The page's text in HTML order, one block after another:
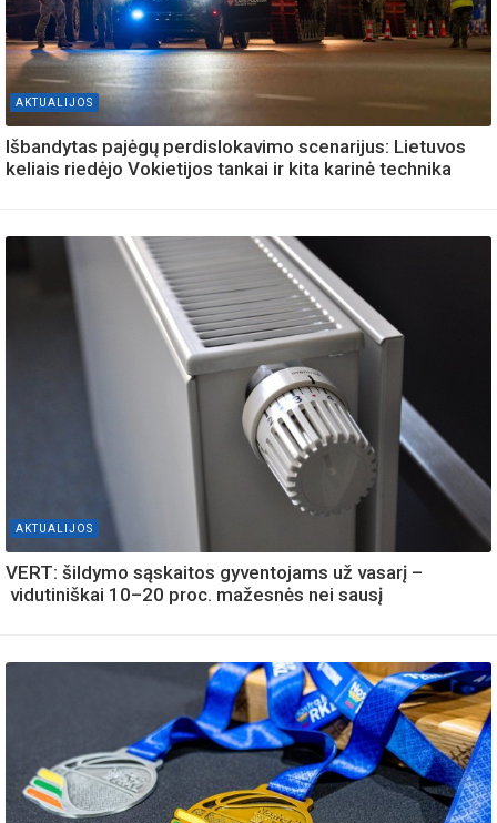
AKTUALIJOS
Išbandytas pajėgų perdislokavimo scenarijus: Lietuvos
keliais riedėjo Vokietijos tankai ir kita karinė technika
AKTUALIJOS
VERT: šildymo sąskaitos gyventojams už vasarį –
vidutiniškai 10–20 proc. mažesnės nei sausį